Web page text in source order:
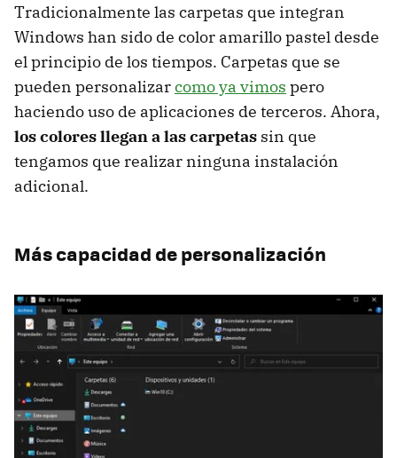
Tradicionalmente las carpetas que integran
Windows han sido de color amarillo pastel desde
el principio de los tiempos. Carpetas que se
pueden personalizarcomo ya vimos pero
haciendo uso de aplicaciones de terceros. Ahora,
los colores llegan a las carpetas sin que
tengamos que realizar ninguna instalación
adicional.
Más capacidad de personalización